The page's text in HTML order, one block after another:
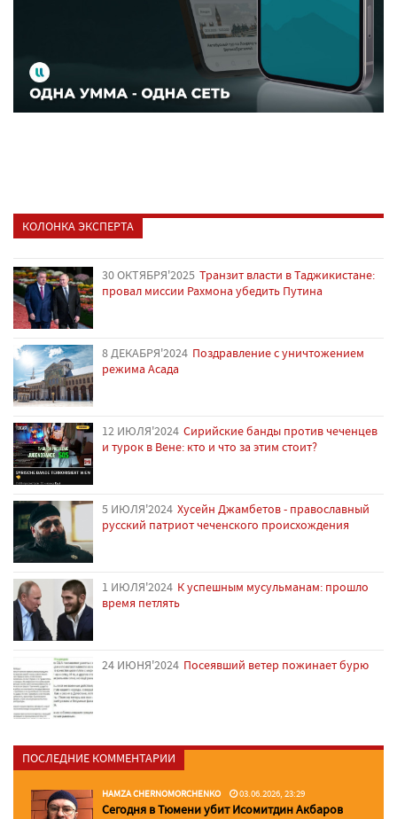
КОЛОНКА ЭКСПЕРТА
30 ОКТЯБРЯ'2025 Транзит власти в Таджикистане:
провал миссии Рахмона убедить Путина
8 ДЕКАБРЯ'2024 Поздравление с уничтожением
режима Асада
12 ИЮЛЯ'2024 Сирийские банды против чеченцев
и турок в Вене: кто и что за этим стоит?
5 ИЮЛЯ'2024 Хусейн Джамбетов - православный
русский патриот чеченского происхождения
1 ИЮЛЯ'2024 К успешным мусульманам: прошло
время петлять
24 ИЮНЯ'2024 Посеявший ветер пожинает бурю
ПОСЛЕДНИЕ КОММЕНТАРИИ
HAMZA CHERNOMORCHENKO 03.06.2026, 23:29
Сегодня в Тюмени убит Исомитдин Акбаров